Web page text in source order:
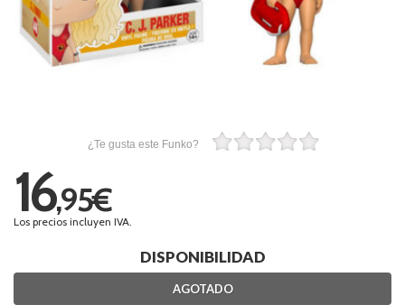
¿Te gusta este Funko?
16,95€
Los precios incluyen IVA.
DISPONIBILIDAD
AGOTADO